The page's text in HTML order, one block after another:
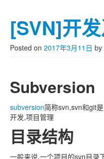
[SVN]开
Posted on 2017年3月11日 by
Subversion
subversion简称svn,svn和git
开发,项目管理
目录结构
一般来说,一个项目的svn目录